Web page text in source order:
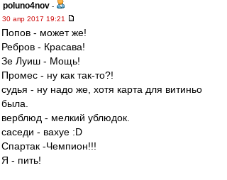
poluno4nov -
30 апр 2017 19:21
Попов - может же!
Ребров - Красава!
Зе Луиш - Мощь!
Промес - ну как так-то?!
судья - ну надо же, хотя карта для витиньо
была.
верблюд - мелкий ублюдок.
саседи - вахуе :D
Спартак -Чемпион!!!
Я - пить!